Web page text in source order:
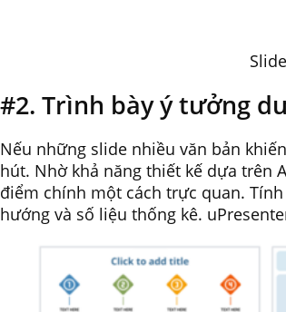
#2. Trình bày ý tưởng
Nếu những slide nhiều văn bản
hút. Nhờ khả năng thiết kế dựa trên
điểm chính một cách trực quan.
hướng và số liệu thống kê.